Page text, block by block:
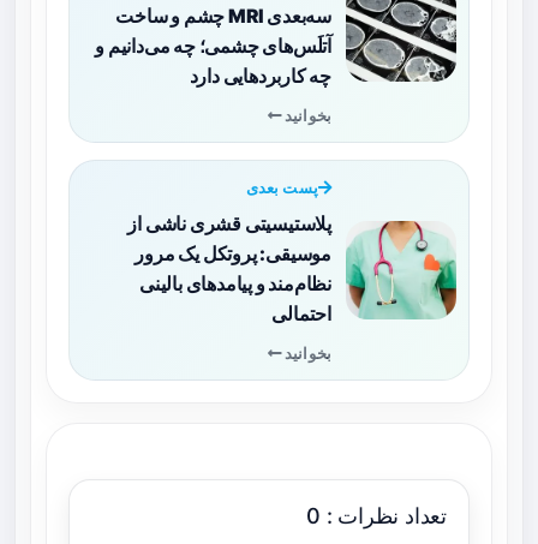
سه‌بعدی MRI چشم و ساخت
آتلَس‌های چشمی؛ چه می‌دانیم و
چه کاربردهایی دارد
بخوانید
پست بعدی
پلاستیسیتی قشری ناشی از
موسیقی: پروتکل یک مرور
نظام‌مند و پیامدهای بالینی
احتمالی
بخوانید
تعداد نظرات : 0